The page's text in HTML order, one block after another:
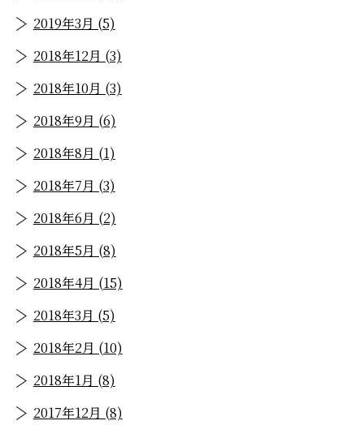
2019年3月 (5)
2018年12月 (3)
2018年10月 (3)
2018年9月 (6)
2018年8月 (1)
2018年7月 (3)
2018年6月 (2)
2018年5月 (8)
2018年4月 (15)
2018年3月 (5)
2018年2月 (10)
2018年1月 (8)
2017年12月 (8)